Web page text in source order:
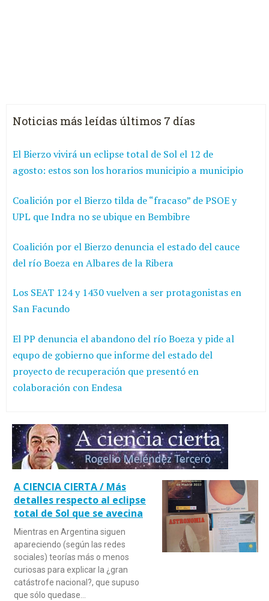
Noticias más leídas últimos 7 días
El Bierzo vivirá un eclipse total de Sol el 12 de
agosto: estos son los horarios municipio a municipio
Coalición por el Bierzo tilda de “fracaso” de PSOE y
UPL que Indra no se ubique en Bembibre
Coalición por el Bierzo denuncia el estado del cauce
del río Boeza en Albares de la Ribera
Los SEAT 124 y 1430 vuelven a ser protagonistas en
San Facundo
El PP denuncia el abandono del río Boeza y pide al
equpo de gobierno que informe del estado del
proyecto de recuperación que presentó en
colaboración con Endesa
A CIENCIA CIERTA / Más
detalles respecto al eclipse
total de Sol que se avecina
Mientras en Argentina siguen
apareciendo (según las redes
sociales) teorías más o menos
curiosas para explicar la ¿gran
catástrofe nacional?, que supuso
que sólo quedase…